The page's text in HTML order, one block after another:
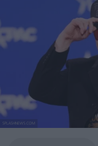
SPLASHNEWS.COM